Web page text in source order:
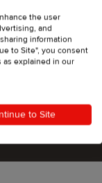
the user
and
information
to Site", you consent
explained in our
to Site